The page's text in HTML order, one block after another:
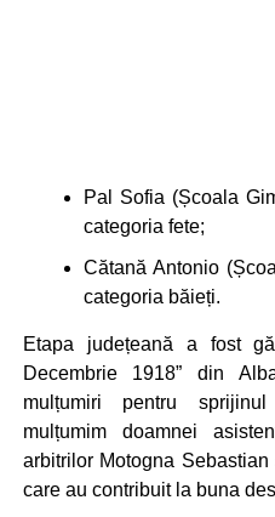
Pal Sofia (Școala
categoria fete;
Cătană Antonio
categoria băieți.
Etapa județeană a fost
Decembrie 1918” din
mulțumiri pentru
mulțumim doamnei
arbitrilor Motogna
care au contribuit la buna